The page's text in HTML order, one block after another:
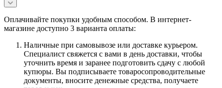
Оплачивайте покупки удобным способом. В интернет-
магазине доступно 3 варианта оплаты:
Наличные при самовывозе или доставке курьером.
Специалист свяжется с вами в день доставки, чтобы
уточнить время и заранее подготовить сдачу с любой
купюры. Вы подписываете товаросопроводительные
документы, вносите денежные средства, получаете